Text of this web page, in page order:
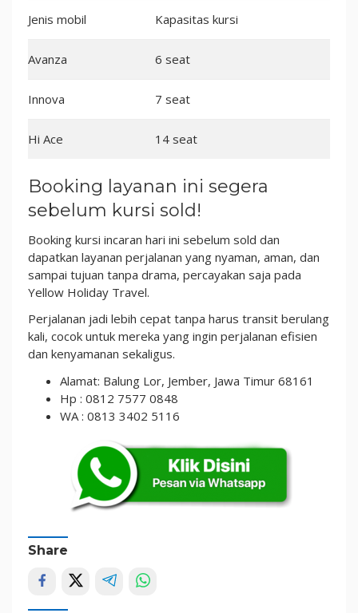
Jenis mobil Kapasitas kursi
Avanza 6 seat
Innova 7 seat
Hi Ace 14 seat
Booking layanan ini segera
sebelum kursi sold!
Booking kursi incaran hari ini sebelum sold dan
dapatkan layanan perjalanan yang nyaman, aman, dan
sampai tujuan tanpa drama, percayakan saja pada
Yellow Holiday Travel.
Perjalanan jadi lebih cepat tanpa harus transit berulang
kali, cocok untuk mereka yang ingin perjalanan efisien
dan kenyamanan sekaligus.
Alamat: Balung Lor, Jember, Jawa Timur 68161
Hp : 0812 7577 0848
WA : 0813 3402 5116
Share